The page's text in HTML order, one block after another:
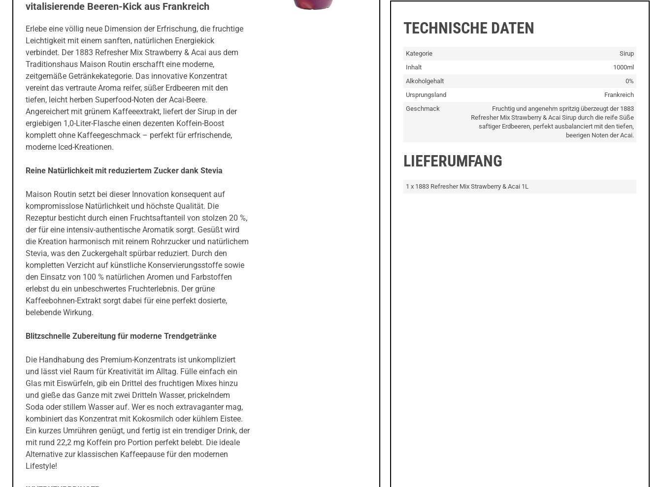
vitalisierende Beeren-Kick aus Frankreich
Erlebe eine völlig neue Dimension der Erfrischung, die fruchtige
Leichtigkeit mit einem sanften, natürlichen Energiekick
verbindet. Der 1883 Refresher Mix Strawberry & Acai aus dem
Traditionshaus Maison Routin erschafft eine moderne,
zeitgemäße Getränkekategorie. Das innovative Konzentrat
vereint das vertraute Aroma reifer, süßer Erdbeeren mit den
tiefen, leicht herben Superfood-Noten der Acai-Beere.
Angereichert mit grünem Kaffeeextrakt, liefert der Sirup in der
ergiebigen 1,0-Liter-Flasche einen dezenten Koffein-Boost
komplett ohne Kaffeegeschmack – perfekt für erfrischende,
moderne Iced-Kreationen.
Reine Natürlichkeit mit reduziertem Zucker dank Stevia
Maison Routin setzt bei dieser Innovation konsequent auf
kompromisslose Natürlichkeit und höchste Qualität. Die
Rezeptur besticht durch einen Fruchtsaftanteil von stolzen 20 %,
der für eine intensiv-authentische Aromatik sorgt. Gesüßt wird
die Kreation harmonisch mit reinem Rohrzucker und natürlichem
Stevia, was den Zuckergehalt spürbar reduziert. Durch den
kompletten Verzicht auf künstliche Konservierungsstoffe sowie
den Einsatz von 100 % natürlichen Aromen und Farbstoffen
erlebst du ein unbeschwertes Fruchterlebnis. Der grüne
Kaffeebohnen-Extrakt sorgt dabei für eine perfekt dosierte,
belebende Wirkung.
Blitzschnelle Zubereitung für moderne Trendgetränke
Die Handhabung des Premium-Konzentrats ist unkompliziert
und lässt viel Raum für Kreativität im Alltag. Fülle einfach ein
Glas mit Eiswürfeln, gib ein Drittel des fruchtigen Mixes hinzu
und gieße das Ganze mit zwei Dritteln Wasser, prickelndem
Soda oder stillem Wasser auf. Wer es noch extravaganter mag,
kombiniert das Konzentrat mit Kokosmilch oder kühlem Eistee.
Ein kurzes Umrühren genügt, und fertig ist ein trendiger Drink, der
mit rund 22,2 mg Koffein pro Portion perfekt belebt. Die ideale
Alternative zur klassischen Kaffeepause für den modernen
Lifestyle!
TECHNISCHE DATEN
Kategorie
Sirup
Inhalt
1000ml
Alkoholgehalt
0%
Ursprungsland
Frankreich
Geschmack
Fruchtig und angenehm spritzig überzeugt der 1883
Refresher Mix Strawberry & Acai Sirup durch die reife Süße
saftiger Erdbeeren, perfekt ausbalanciert mit den tiefen,
beerigen Noten der Acai.
LIEFERUMFANG
1 x 1883 Refresher Mix Strawberry & Acai 1L